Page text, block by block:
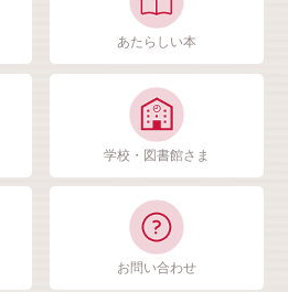
あたらしい本
学校・図書館さま
お問い合わせ